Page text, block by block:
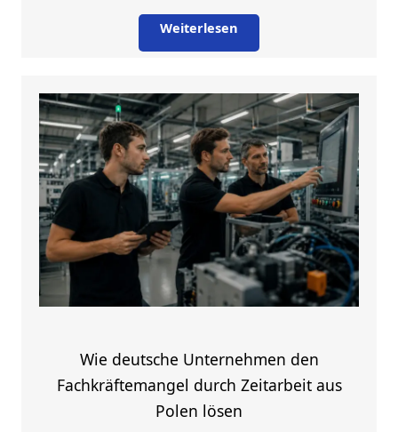
Weiterlesen
Wie deutsche Unternehmen den
Fachkräftemangel durch Zeitarbeit aus
Polen lösen